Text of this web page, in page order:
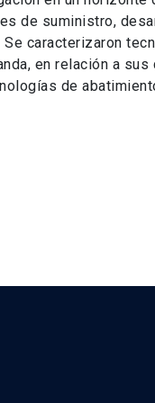
de suministro,
caracterizaron
en relación a
de